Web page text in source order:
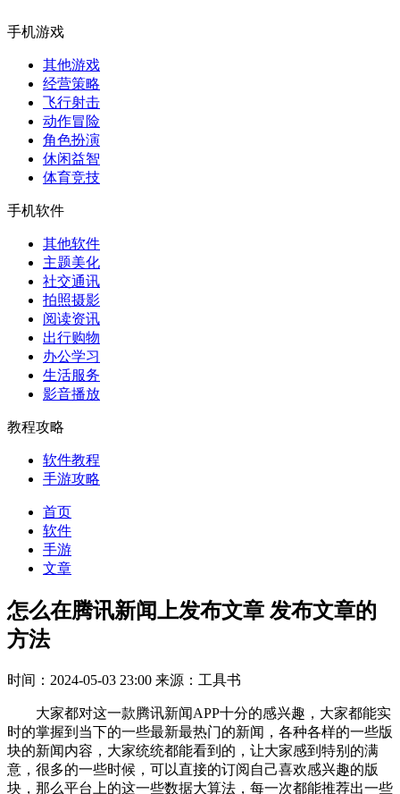
手机游戏
其他游戏
经营策略
飞行射击
动作冒险
角色扮演
休闲益智
体育竞技
手机软件
其他软件
主题美化
社交通讯
拍照摄影
阅读资讯
出行购物
办公学习
生活服务
影音播放
教程攻略
软件教程
手游攻略
首页
软件
手游
文章
怎么在腾讯新闻上发布文章 发布文章的
方法
时间：2024-05-03 23:00 来源：工具书
大家都对这一款腾讯新闻APP十分的感兴趣，大家都能实
时的掌握到当下的一些最新最热门的新闻，各种各样的一些版
块的新闻内容，大家统统都能看到的，让大家感到特别的满
意，很多的一些时候，可以直接的订阅自己喜欢感兴趣的版
块，那么平台上的这一些数据大算法，每一次都能推荐出一些